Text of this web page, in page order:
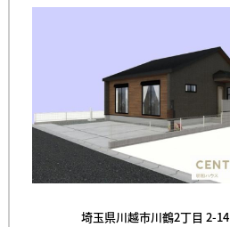
埼玉県川越市川鶴2丁目 2-14